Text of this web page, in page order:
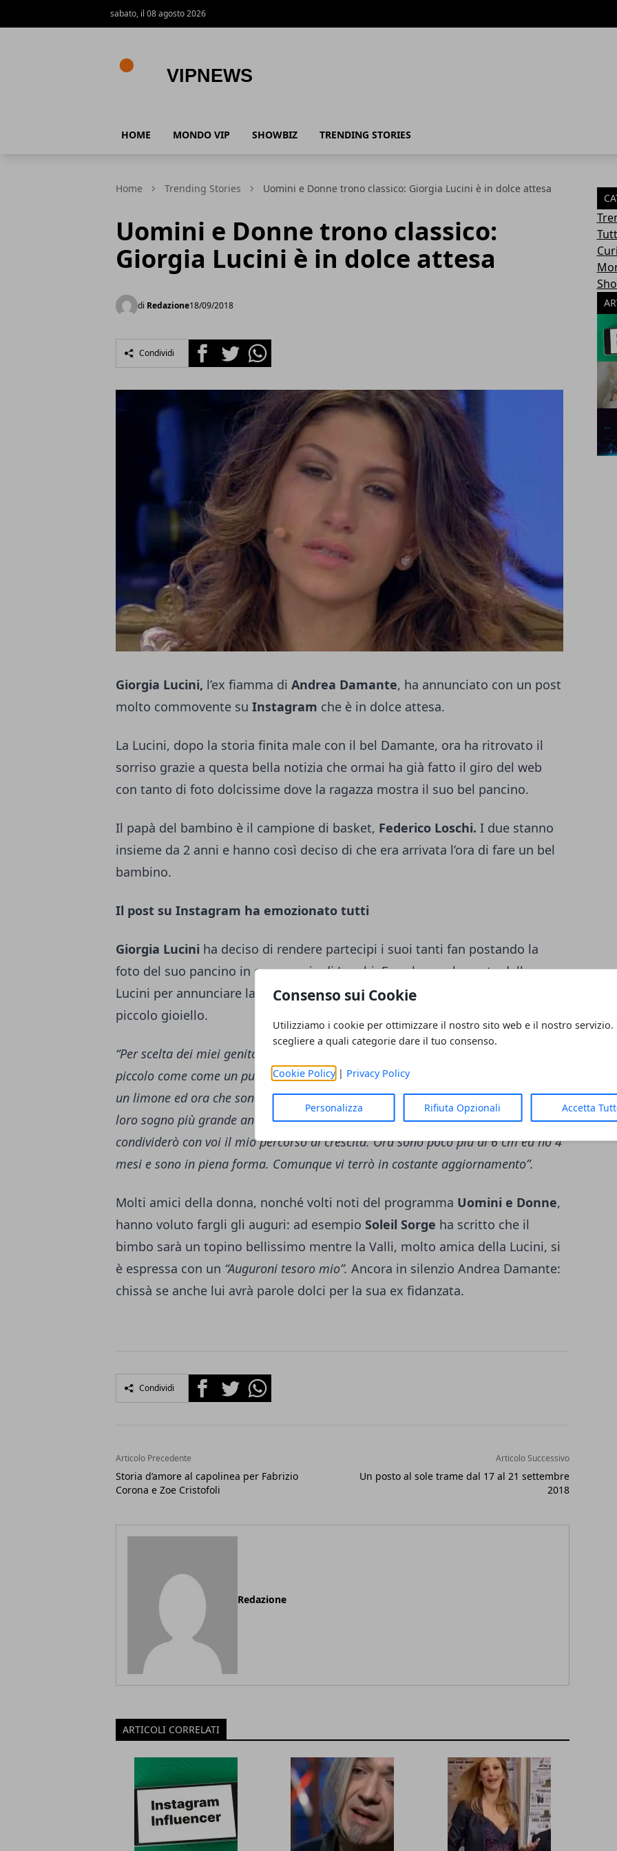
Consenso sui Cookie
Utilizziamo i cookie per ottimizzare il nostro sito web e il nostro servizio.
scegliere a quali categorie dare il tuo consenso.
Cookie Policy| Privacy Policy
Personalizza Rifiuta Opzionali Accetta
sabato, il 08 agosto 2026
HOME MONDO VIP SHOWBIZ TRENDING STORIES
Home Trending Stories Uomini e Donne trono classico: Giorgia Lucini è in dolce attesa
Uomini e Donne trono classico:
Giorgia Lucini è in dolce attesa
di Redazione18/09/2018
Condividi FacebookTwitterWhatsapp
Giorgia Lucini, l’ex fiamma di Andrea Damante, ha annunciato con un post
molto commovente su Instagram che è in dolce attesa.
La Lucini, dopo la storia finita male con il bel Damante, ora ha ritrovato il
sorriso grazie a questa bella notizia che ormai ha già fatto il giro del web
con tanto di foto dolcissime dove la ragazza mostra il suo bel pancino.
Il papà del bambino è il campione di basket, Federico Loschi. I due stanno
insieme da 2 anni e hanno così deciso di che era arrivata l’ora di fare un bel
bambino.
Il post su Instagram ha emozionato tutti
Giorgia Lucini ha deciso di rendere partecipi i suoi tanti fan postando la
foto del suo pancino in compagnia di Loschi. Ecco le parole usate dalla
Lucini per annunciare la lieta notizia. Un piccolo pensiero dedicato al suo
piccolo gioiello.
“Per scelta dei miei genitori sono rimasto segreto per qualche tempo. Da essere
piccolo come come un punto sono passato ad essere una piccola caramellina. da
un limone ed ora che sono un kiwi. Visto che per sentito dire sono sempre stato il
loro sogno più grande anche se purtroppo non conosco ancora il mio nome,
condividerò con voi il mio percorso di crescita. Ora sono poco più di 6 cm ed ho 4
mesi e sono in piena forma. Comunque vi terrò in costante aggiornamento”.
Molti amici della donna, nonché volti noti del programma Uomini e Donne,
hanno voluto fargli gli auguri: ad esempio Soleil Sorge ha scritto che il
bimbo sarà un topino bellissimo mentre la Valli, molto amica della Lucini, si
è espressa con un “Auguroni tesoro mio”. Ancora in silenzio Andrea Damante:
chissà se anche lui avrà parole dolci per la sua ex fidanzata.
Condividi FacebookTwitterWhatsapp
Articolo Precedente
Storia d’amore al capolinea per Fabrizio
Corona e Zoe Cristofoli
Articolo Successivo
Un posto al sole trame dal 17 al 21 settembre
2018
Redazione
ARTICOLI CORRELATI